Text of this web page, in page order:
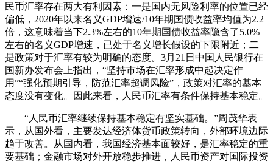
民币汇率存在两大有利因素：一是国内无风险利率的位置已经
偏低，2020年以来名义GDP增速/10年期国债收益率均值为2.2
倍，这意味着当下2.3%左右的10年期国债收益率隐含了5.0%
左右的名义GDP增速，已处于名义增长假设的下限附近；二
是政策对于汇率有较为明确的态度。3月21日中国人民银行在
国新办发布会上指出，“坚持市场在汇率形成中起决定作
用”“强化预期引导，防范汇率超调风险”，政策对汇率的基本
态度没有变化。因此来看，人民币汇率有条件保持基本稳定。
“人民币汇率继续保持基本稳定有坚实基础。”周茂华表
示，从国外看，主要发达经济体货币政策转向，外部环境边际
趋于改善。从国内看，我国经济基本面较好，是汇率稳定的重
要基础；金融市场对外开放稳步推进，人民币资产对国际投资